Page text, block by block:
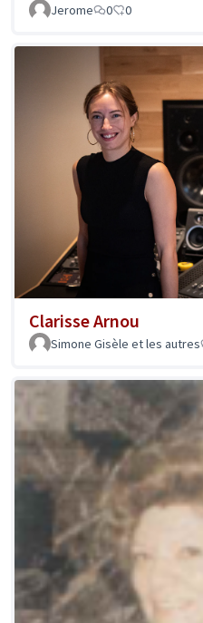
Jerome
0 0
Clarisse Arnou
Simone Gisèle et les autres